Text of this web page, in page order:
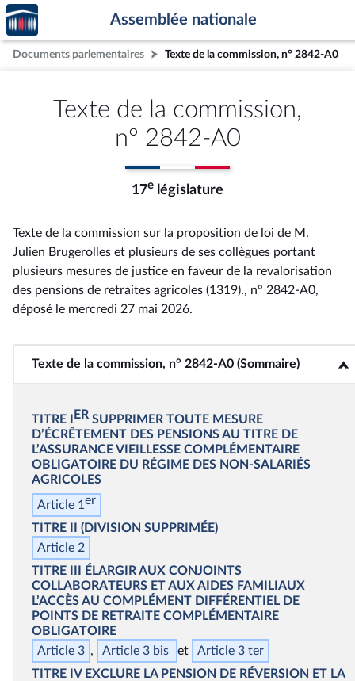
Aller au contenu
Aller en bas de la page
Accèder
à la
page
d'accueil
Assemblée nationale
Documents parlementaires Texte de la commission, n° 2842-A0
Texte de la commission,
n° 2842-A0
17e législature
Texte de la commission sur la proposition de loi de M.
Julien Brugerolles et plusieurs de ses collègues portant
plusieurs mesures de justice en faveur de la revalorisation
des pensions de retraites agricoles (1319)., n° 2842-A0,
déposé le mercredi 27 mai 2026.
Texte de la commission, n° 2842-A0 (Sommaire)
<b>Texte de la commission, n° 2842-A0 (Sommaire)</b>
TITRE I ER SUPPRIMER TOUTE MESURE
D’ÉCRÊTEMENT DES PENSIONS AU TITRE DE
L’ASSURANCE VIEILLESSE COMPLÉMENTAIRE
OBLIGATOIRE DU RÉGIME DES NON‑SALARIÉS
AGRICOLES
Article 1 er
TITRE II
(DIVISION SUPPRIMÉE)
Article 2
TITRE III
ÉLARGIR AUX CONJOINTS
COLLABORATEURS ET AUX AIDES FAMILIAUX
L’ACCÈS AU COMPLÉMENT DIFFÉRENTIEL DE
POINTS DE RETRAITE COMPLÉMENTAIRE
OBLIGATOIRE
Article 3
Article 3 bis Article 3 ter
TITRE IVEXCLURE LA PENSION DE RÉVERSION ET LA